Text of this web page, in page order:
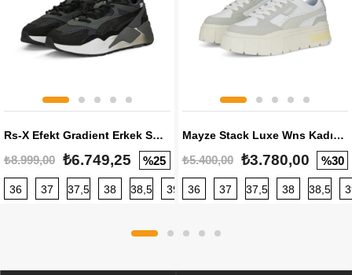
Rs-X Efekt Gradient Erkek Sneaker
₺8.999,00 ₺6.749,25 %25
36 37 37,5 38 38,5 39 40 40,5 41 42 42,5
Mayze Stack Luxe Wns Kadın Sneaker
₺5.400,00 ₺3.780,00 %30
36 37 37,5 38 38,5